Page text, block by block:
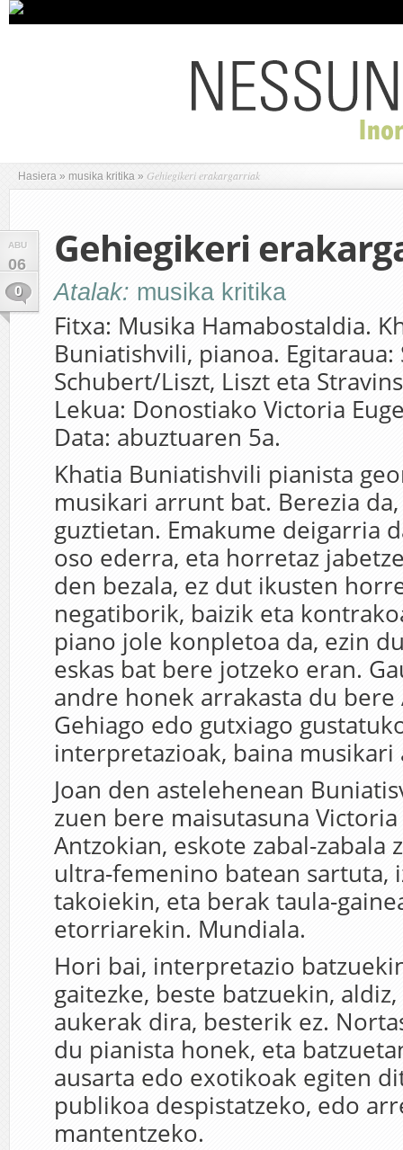
Hasiera » musika kritika » Gehiegikeri erakargarriak
ABU
06
0
Gehiegikeri
Atalak: musika kritika
Fitxa: Musika Hamabostaldia.
Buniatishvili, pianoa. Egitaraua:
Schubert/Liszt, Liszt eta
Lekua: Donostiako Victoria
Data: abuztuaren 5a.
Khatia Buniatishvili pianista
musikari arrunt bat. Berezia
guztietan. Emakume deigarria
oso ederra, eta horretaz
den bezala, ez dut ikusten
negatiborik, baizik eta
piano jole konpletoa da, ezin
eskas bat bere jotzeko eran.
andre honek arrakasta du bere
Gehiago edo gutxiago
interpretazioak, baina musikari
Joan den astelehenean
zuen bere maisutasuna Victoria
Antzokian, eskote zabal-zabala
ultra-femenino batean sartuta,
takoiekin, eta berak taula-
etorriarekin. Mundiala.
Hori bai, interpretazio
gaitezke, beste batzuekin, aldiz,
aukerak dira, besterik ez.
du pianista honek, eta
ausarta edo exotikoak egiten
publikoa despistatzeko, edo
mantentzeko.